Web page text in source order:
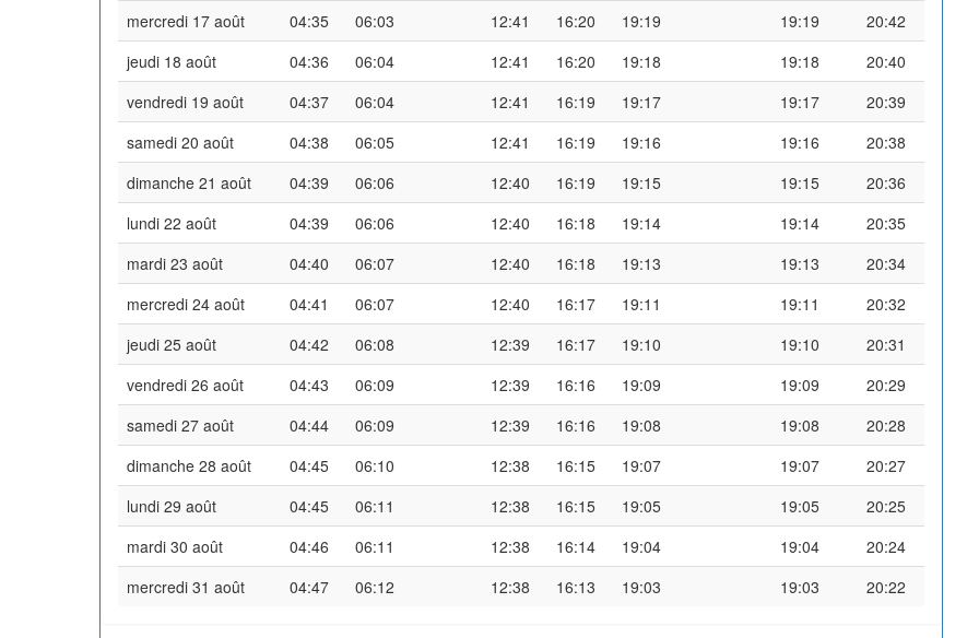
mercredi 17 août
04:35 06:03 12:41 16:20 19:19 19:19
20:42
jeudi 18 août
04:36 06:04 12:41 16:20 19:18 19:18
20:40
vendredi 19 août
04:37 06:04 12:41 16:19 19:17 19:17
20:39
samedi 20 août
04:38 06:05 12:41 16:19 19:16 19:16
20:38
dimanche 21 août
04:39 06:06 12:40 16:19 19:15 19:15
20:36
lundi 22 août
04:39 06:06 12:40 16:18 19:14 19:14
20:35
mardi 23 août
04:40 06:07 12:40 16:18 19:13 19:13
20:34
mercredi 24 août
04:41 06:07 12:40 16:17 19:11 19:11
20:32
jeudi 25 août
04:42 06:08 12:39 16:17 19:10 19:10
20:31
vendredi 26 août
04:43 06:09 12:39 16:16 19:09 19:09
20:29
samedi 27 août
04:44 06:09 12:39 16:16 19:08 19:08
20:28
dimanche 28 août
04:45 06:10 12:38 16:15 19:07 19:07
20:27
lundi 29 août
04:45 06:11 12:38 16:15 19:05 19:05
20:25
mardi 30 août
04:46 06:11 12:38 16:14 19:04 19:04
20:24
mercredi 31 août
04:47 06:12 12:38 16:13 19:03 19:03 20:22